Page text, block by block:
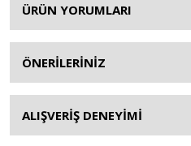
ÜRÜN YORUMLARI
ÖNERİLERİNİZ
ALIŞVERİŞ DENEYİMİ